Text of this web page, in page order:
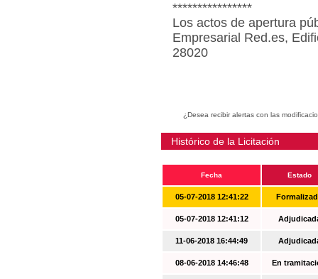
****************
Los actos de apertura
Empresarial Red.es,
28020
¿Desea recibir alertas con las
Histórico de la Licitación
Fecha Estado
05-07-2018 12:41:22
05-07-2018 12:41:12
11-06-2018 16:44:49
08-06-2018 14:46:48 En